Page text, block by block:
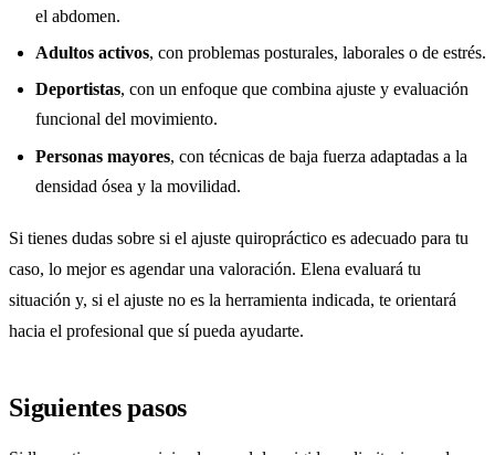
el abdomen.
Adultos activos, con problemas posturales, laborales o de estrés.
Deportistas, con un enfoque que combina ajuste y evaluación
funcional del movimiento.
Personas mayores, con técnicas de baja fuerza adaptadas a la
densidad ósea y la movilidad.
Si tienes dudas sobre si el ajuste quiropráctico es adecuado para tu
caso, lo mejor es agendar una valoración. Elena evaluará tu
situación y, si el ajuste no es la herramienta indicada, te orientará
hacia el profesional que sí pueda ayudarte.
Siguientes pasos